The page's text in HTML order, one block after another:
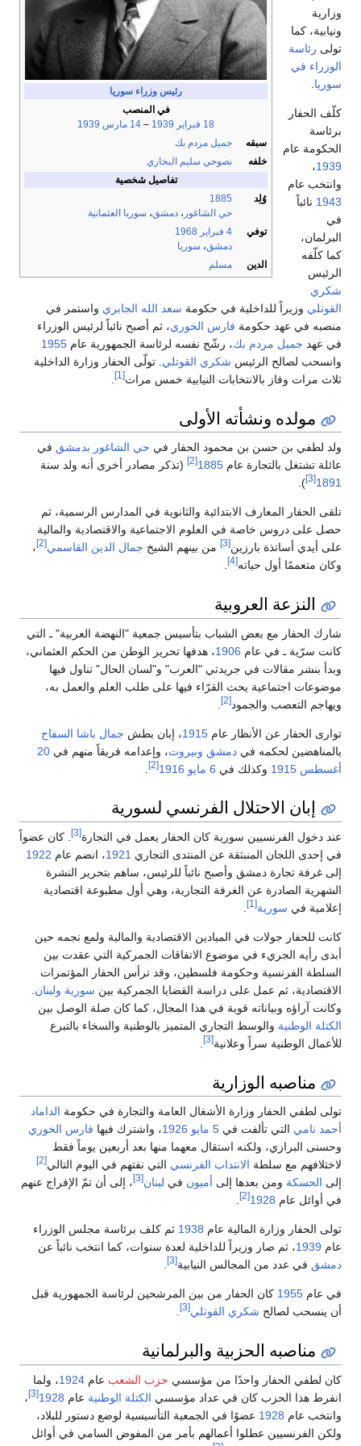
رئيس وزراء سوريا
في المنصب
18 فبراير
1939
– 14 مارس
1939
سبقه
جميل مردم بك
خلفه
نصوحي سليم البخاري
تفاصيل شخصية
وُلِد
1885
حي الشاغور ، دمشق، سوريا العثمانية
توفي
4 فبراير
1968
دمشق، سوريا
الدين
مسلم
وزارية
ونيابية، كما
تولى رئاسة
الوزراء في
سوريا
كلّف الحفار
برئاسة
الحكومة عام
1939،
وانتخب عام
1943 نائباً
في
البرلمان،
كما كلّفه
الرئيس
شكري
القوتلي وزيراً للداخلية في حكومة سعد الله الجابري واستمر في
منصبه في عهد حكومة فارس الخوري، ثم أصبح نائباً لرئيس الوزراء
في عهد جميل مردم بك، رشّح نفسه لرئاسة الجمهورية عام 1955
وانسحب لصالح الرئيس شكري القوتلي . تولّى الحفار وزارة الداخلية
ثلاث مرات وفاز بالانتخابات النيابية خمس مرات[1]
مولده ونشأته الأولى
ولد لطفي بن حسن بن محمود الحفار في حي الشاغور بدمشق في
عائلة تشتغل بالتجارة عام 1885
[2]
(تذكر مصادر أخرى أنه ولد سنة
1891
[3]
).
تلقى الحفار المعارف الابتدائية والثانوية في المدارس الرسمية، ثم
حصل على دروس خاصة في العلوم الاجتماعية والاقتصادية والمالية
على أيدي أساتذة بارزين[3] من بينهم الشيخ جمال الدين القاسمي[2]
،
وكان متعممًا أول حياته[4]
.
النزعة العروبية
شارك الحفار مع بعض الشباب بتأسيس جمعية "النهضة العربية" ـ التي
كانت سرّية ـ في عام 1906، هدفها تحرير الوطن من الحكم العثماني،
وبدأ بنشر مقالات في جريدتي "العرب" و"لسان الحال" تناول فيها
موضوعات اجتماعية يحث القرّاء فيها على طلب العلم والعمل به،
ويهاجم التعصب والجمود[2]
توارى الحفار عن الأنظار عام 1915، إبان بطش جمال باشا السفاح
بالمناهضين لحكمه في دمشق وبيروت، وإعدامه فريقاً منهم في 20
أغسطس 1915 وكذلك في 6 مايو 1916
[2]
إبان الاحتلال الفرنسي لسورية
عند دخول الفرنسيين سورية كان الحفار يعمل في التجارة[3]
. كان عضواً
في إحدى اللجان المنبثقة عن المنتدى التجاري 1921، انضم عام 1922
إلى غرفة تجارة دمشق وأصبح نائباً للرئيس، ساهم بتحرير النشرة
الشهرية الصادرة عن الغرفة التجارية، وهي أول مطبوعة اقتصادية
إعلامية في سورية[1]
كانت للحفار جولات في الميادين الاقتصادية والمالية ولمع نجمه حين
أبدى رأيه الجريء في موضوع الاتفاقات الجمركية التي عقدت بين
السلطة الفرنسية وحكومة فلسطين، وقد ترأس الحفار المؤتمرات
الاقتصادية، ثم عمل على دراسة القضايا الجمركية بين سورية ولبنان
وكانت آراؤه وبياناته قوية في هذا المجال، كما كان صلة الوصل بين
الكتلة الوطنية والوسط التجاري المتميز بالوطنية والسخاء بالتبرع
للأعمال الوطنية سراً وعلانية[3]
مناصبه الوزارية
تولى لطفي الحفار وزارة الأشغال العامة والتجارة في حكومة الداماد
أحمد نامي التي تألفت في 5 مايو 1926، واشترك فيها فارس الخوري
وحسنى البرازي، ولكنه استقال معهما منها بعد أربعين يوماً فقط
لاختلافهم مع سلطة الانتداب الفرنسي التي نفتهم في اليوم التالي[2]
إلى الحسكة ومن بعدها إلى أميون في لبنان[3]
، إلى أن تمّ الإفراج عنهم
في أوائل عام 1928
[2]
.
تولى الحفار وزارة المالية عام 1938 ثم كلف برئاسة مجلس الوزراء
عام 1939، ثم صار وزيراً للداخلية لعدة سنوات، كما انتخب نائباً عن
دمشق في عدد من المجالس النيابية[3]
.
في عام 1955 كان الحفار من بين المرشحين لرئاسة الجمهورية قبل
أن ينسحب لصالح شكري القوتلي[3]
.
مناصبه الحزبية والبرلمانية
كان لطفي الحفار واحدًا من مؤسسي حزب الشعب عام 1924، ولما
انفرط هذا الحزب كان في عداد مؤسسي الكتلة الوطنية عام 1928
[3]
،
وانتخب عام 1928 عضوًا في الجمعية التأسيسية لوضع دستور للبلاد،
ولكن الفرنسيين عطلوا أعمالهم بأمر من المفوض السامي في أوائل